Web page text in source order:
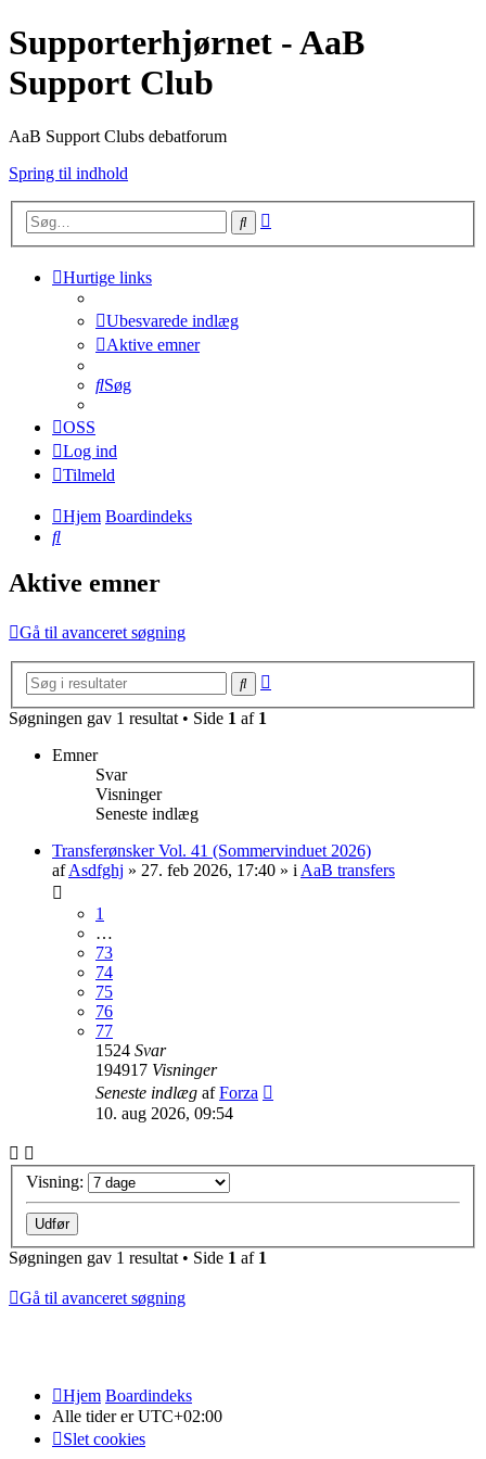
Supporterhjørnet - AaB
Support Club
AaB Support Clubs debatforum
Spring til indhold
Søg
Hurtige links
Ubesvarede indlæg
Aktive emner
Søg
OSS
Log ind
Tilmeld
Hjem Boardindeks
Søg
Aktive emner
Gå til avanceret søgning
Søg
Søgningen gav 1 resultat • Side 1 af 1
Emner
Svar
Visninger
Seneste indlæg
Transferønsker Vol. 41 (Sommervinduet 2026)
afAsdfghj » 27. feb 2026, 17:40 » i AaB transfers
1
…
73
74
75
76
77
1524 Svar
194917 Visninger
Seneste indlæg afForza
10. aug 2026, 09:54
Visning:
Søgningen gav 1 resultat • Side 1 af 1
Gå til avanceret søgning
Hjem Boardindeks
Alle tider erUTC+02:00
Slet cookies